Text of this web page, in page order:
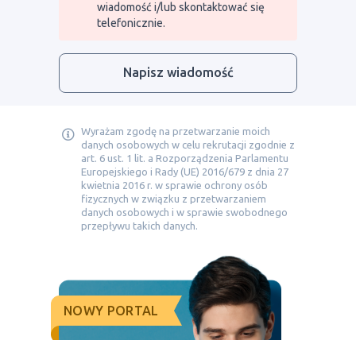
wiadomość i/lub skontaktować się
telefonicznie.
Napisz wiadomość
Wyrażam zgodę na przetwarzanie moich
danych osobowych w celu rekrutacji zgodnie z
art. 6 ust. 1 lit. a Rozporządzenia Parlamentu
Europejskiego i Rady (UE) 2016/679 z dnia 27
kwietnia 2016 r. w sprawie ochrony osób
fizycznych w związku z przetwarzaniem
danych osobowych i w sprawie swobodnego
przepływu takich danych.
NOWY PORTAL